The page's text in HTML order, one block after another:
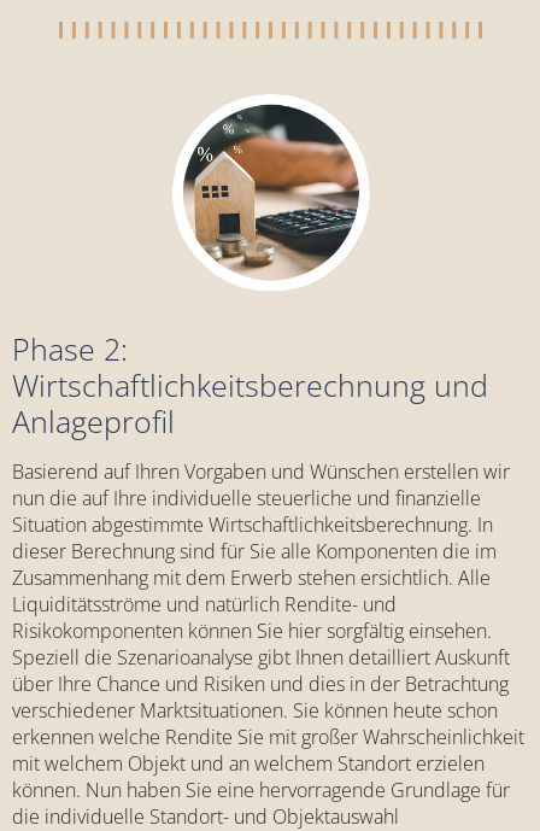
Phase 2:
Wirtschaftlichkeitsberechnung und
Anlageprofil
Basierend auf Ihren Vorgaben und Wünschen erstellen wir
nun die auf Ihre individuelle steuerliche und finanzielle
Situation abgestimmte Wirtschaftlichkeitsberechnung. In
dieser Berechnung sind für Sie alle Komponenten die im
Zusammenhang mit dem Erwerb stehen ersichtlich. Alle
Liquiditätsströme und natürlich Rendite- und
Risikokomponenten können Sie hier sorgfältig einsehen.
Speziell die Szenarioanalyse gibt Ihnen detailliert Auskunft
über Ihre Chance und Risiken und dies in der Betrachtung
verschiedener Marktsituationen. Sie können heute schon
erkennen welche Rendite Sie mit großer Wahrscheinlichkeit
mit welchem Objekt und an welchem Standort erzielen
können. Nun haben Sie eine hervorragende Grundlage für
die individuelle Standort- und Objektauswahl